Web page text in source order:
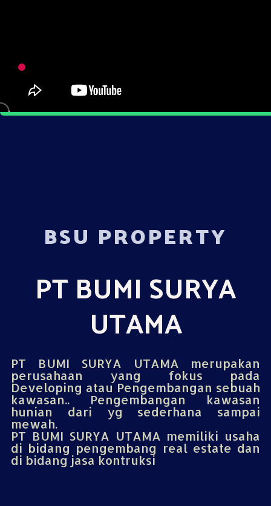
BSU PROPERTY
PT BUMI SURYA
UTAMA
PT BUMI SURYA UTAMA merupakan
perusahaan yang fokus pada
Developing atau Pengembangan sebuah
kawasan.. Pengembangan kawasan
hunian dari yg sederhana sampai
mewah.
PT BUMI SURYA UTAMA memiliki usaha
di bidang pengembang real estate dan
di bidang jasa kontruksi